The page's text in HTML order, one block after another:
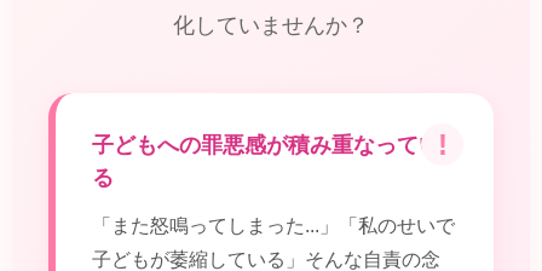
化していませんか？
子どもへの罪悪感が積み重なってい
る
「また怒鳴ってしまった...」「私のせいで
子どもが萎縮している」そんな自責の念